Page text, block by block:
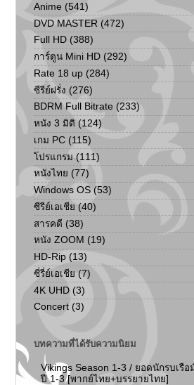
Anime (541)
DVD MASTER (472)
Full HD (388)
การ์ตูน Mini HD (292)
Rate 18 up (284)
ซีรีย์ฝรั่ง (276)
BDRM Full Bitrate (233)
หนัง 3 มิติ (124)
เกม PC (115)
โปรแกรม (111)
หนังไทย (77)
Windows OS (53)
ซีรีย์เอเชีย (40)
สารคดี (38)
หนัง ZOOM (19)
HD-Rip (13)
ซี่รี่ย์เอเชีย (7)
4K UHD (3)
Concert (3)
บทความที่ได้รับความนิยม
Vikings Season 1-3 / ยอดนักรบเรือ
ปี 1-3 [พากย์ไทย+บรรยายไทย]